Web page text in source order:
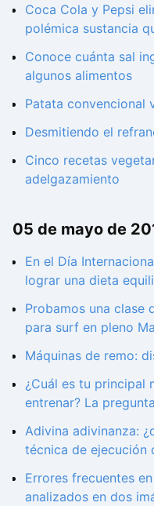
Coca Cola y Pepsi
polémica sustancia
Conoce cuánta sal
algunos alimentos
Patata convencional
Desmitiendo el
Cinco recetas
adelgazamiento
05 de mayo de
En el Día
lograr una dieta
Probamos una clase
para surf en pleno
Máquinas de remo:
¿Cuál es tu principal
entrenar? La
Adivina adivinanza:
técnica de ejecución
Errores frecuentes
analizados en dos